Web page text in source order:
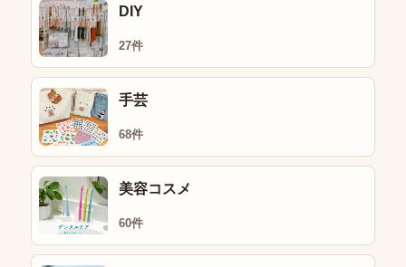
DIY
27件
手芸
68件
美容コスメ
60件